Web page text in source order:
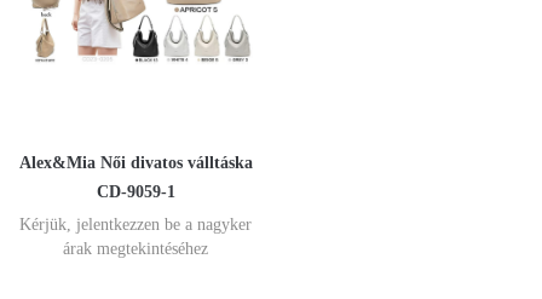
Alex&Mia Női divatos válltáska
CD-9059-1
Kérjük, jelentkezzen be a nagyker
árak megtekintéséhez